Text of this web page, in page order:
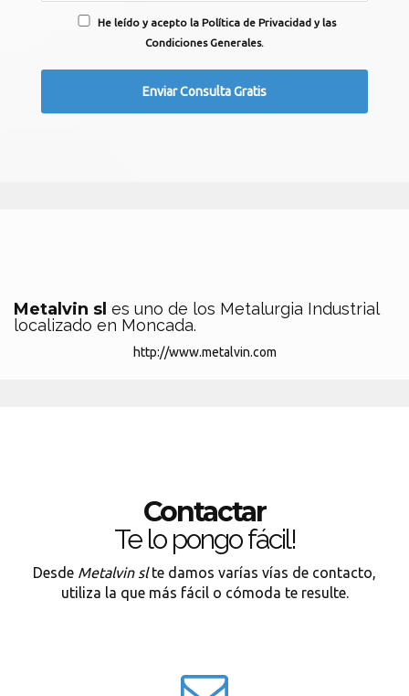
He leído y acepto la Política de Privacidad y las
Condiciones Generales.
Metalvin sl es uno de los Metalurgia Industrial
localizado en Moncada.
http://www.metalvin.com
Contactar
Te lo pongo fácil!
Desde Metalvin slte damos varías vías de contacto,
utiliza la que más fácil o cómoda te resulte.